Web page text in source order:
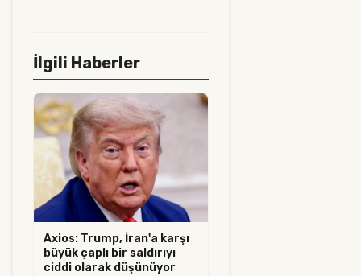
İlgili Haberler
Axios: Trump, İran'a karşı
büyük çaplı bir saldırıyı
ciddi olarak düşünüyor